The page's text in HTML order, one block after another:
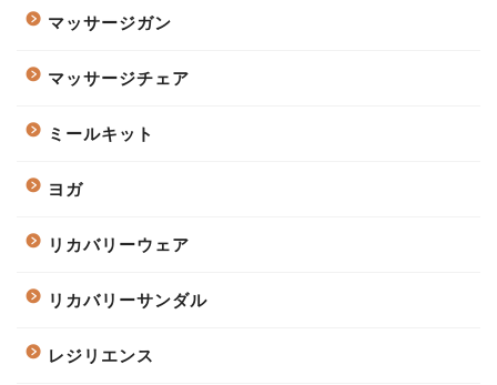
マッサージガン
マッサージチェア
ミールキット
ヨガ
リカバリーウェア
リカバリーサンダル
レジリエンス